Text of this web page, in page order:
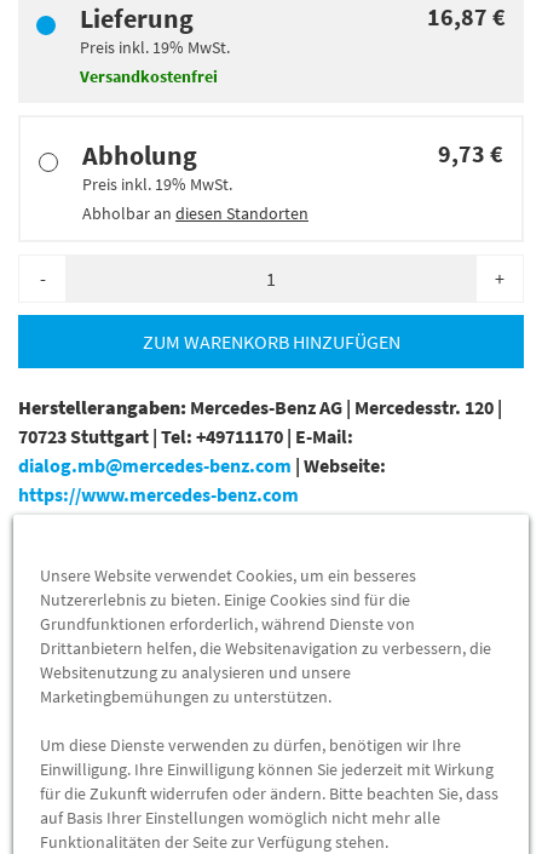
Lieferung
Preis inkl. 19% MwSt.
Versandkostenfrei
16,87 €
Abholung
Preis inkl. 19% MwSt.
Abholbar an diesen Standorten
9,73 €
- +
ZUM WARENKORB HINZUFÜGEN
Herstellerangaben: Mercedes-Benz AG | Mercedesstr. 120 |
70723 Stuttgart | Tel: +49711170 | E-Mail:
dialog.mb@mercedes-benz.com | Webseite:
https://www.mercedes-benz.com
Fahrgestellnummerabhängig sein) für die Mercedes-Benz
Modelle:
BM: 164121 (ML 300 CDI 4MATIC) mit Motor 642820
BM: 164124 (ML 350 BlueTEC 4MATIC) mit Motor 642820
BM: 164125 (ML 320 CDI 4MATIC / ML 350 CDI 4MATIC) mit
Motor 642820
BM: 164824 (GL 350 BlueTEC 4MATIC) mit Motor 642820
Unsere Website verwendet Cookies, um ein besseres
Nutzererlebnis zu bieten. Einige Cookies sind für die
Grundfunktionen erforderlich, während Dienste von
Drittanbietern helfen, die Websitenavigation zu verbessern, die
Websitenutzung zu analysieren und unsere
Marketingbemühungen zu unterstützen.
Um diese Dienste verwenden zu dürfen, benötigen wir Ihre
Einwilligung. Ihre Einwilligung können Sie jederzeit mit Wirkung
für die Zukunft widerrufen oder ändern. Bitte beachten Sie, dass
auf Basis Ihrer Einstellungen womöglich nicht mehr alle
Funktionalitäten der Seite zur Verfügung stehen.